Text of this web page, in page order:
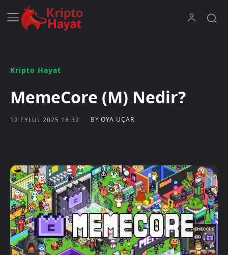
Kripto Hayat
MemeCore (M) Nedir?
12 EYLÜL 2025 18:32 BY OYA UÇAR